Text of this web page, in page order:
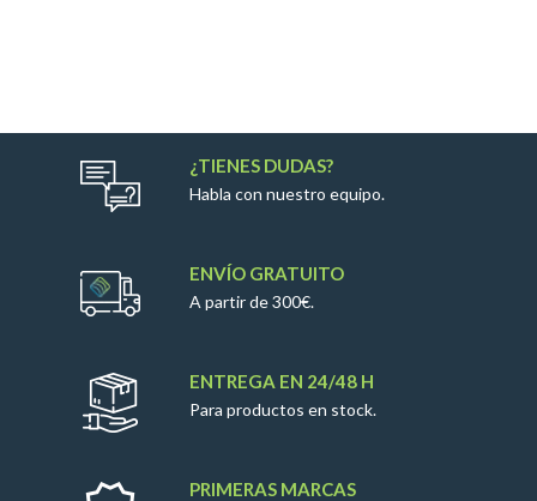
¿TIENES DUDAS?
Habla con nuestro equipo.
ENVÍO GRATUITO
A partir de 300€.
ENTREGA EN 24/48 H
Para productos en stock.
PRIMERAS MARCAS